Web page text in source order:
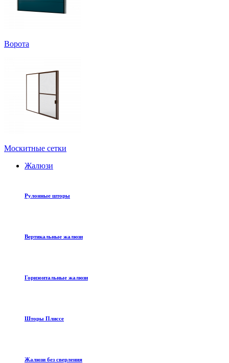
Ворота
Москитные сетки
Жалюзи
Рулонные шторы
Вертикальные жалюзи
Горизонтальные жалюзи
Шторы Плиссе
Жалюзи без сверления